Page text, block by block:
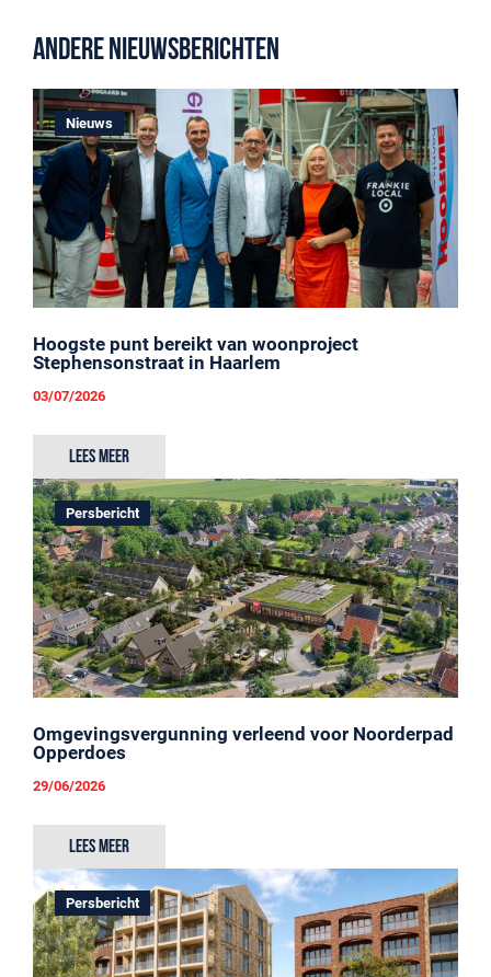
Andere nieuwsberichten
Nieuws
Hoogste punt bereikt van woonproject
Stephensonstraat in Haarlem
03/07/2026
Lees meer
Persbericht
Omgevingsvergunning verleend voor Noorderpad
Opperdoes
29/06/2026
Lees meer
Persbericht